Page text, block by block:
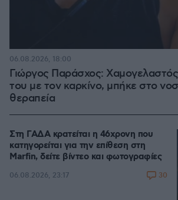
Γιώργος Παράσχος:
του με τον καρκίνο, μπήκε στο
θεραπεία
06.08.2026, 18:00
Στη ΓΑΔΑ κρατείται η 46χρονη που
κατηγορείται για την επίθεση στη
Marfin, δείτε βίντεο και φωτογραφίες
06.08.2026, 23:17 30